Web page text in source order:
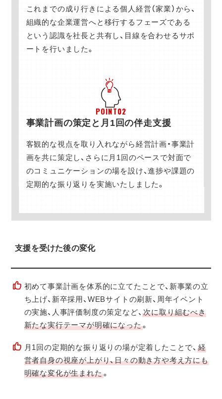
これまでの成り行きによる個人経営（家業）から、
組織的な企業運営へと移行するフェーズである
という認識を社長と共有し、目線を合わせるサポ
ートを行いました。
POINT02
事業計画の策定と月1回の伴走支援
客観的な視点を取り入れながら経営計画・事業計
画を共に策定し、さらに月1回のペースで対面で
のコミュニケーションの場を設け、進捗や課題の
定期的な振り返りを実施いたしました。
支援を受けた後の変化
初めて事業計画を体系的に立てたことで、新事業の立
ち上げ、新卒採用、WEBサイトの刷新、周年イベント
の実施、人事評価制度の策定など、次に取り組むべき
新たな実行テーマが明確になった。
月1回の定期的な振り返りの場が定着したことで、経
営者自身の視座が上がり、日々の動き方や考え方にも
明確な変化が生まれた。